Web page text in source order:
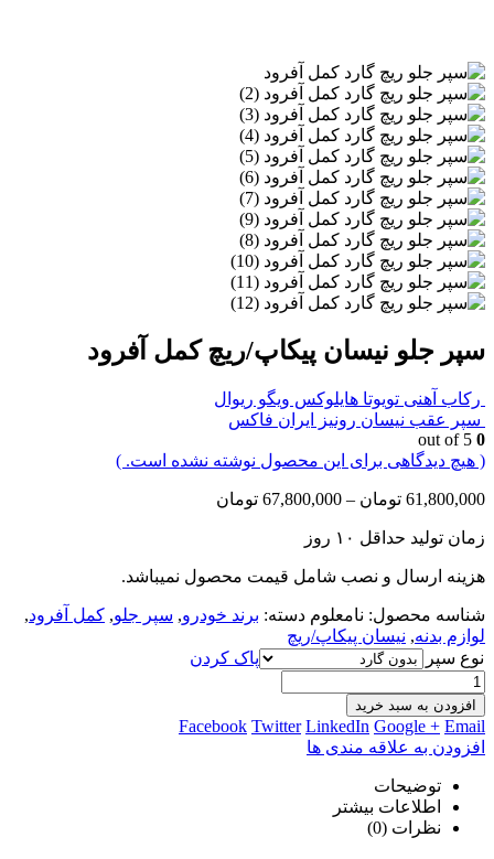
سپر جلو نیسان پیکاپ/ریچ کمل آفرود
رکاب آهنی تویوتا هایلوکس ویگو ریوال
سپر عقب نیسان رونیز ایران فاکس
0
( هیچ دیدگاهی برای این محصول نوشته نشده است. )
61,800,000 تومان –
67,800,000 تومان
زمان تولید حداقل ۱۰ روز
هزینه ارسال و نصب شامل قیمت محصول نمیباشد.
شناسه محصول: نامعلوم دسته: برند خودرو, سپر جلو, کمل آفرود,
لوازم بدنه, نیسان پیکاپ/ریچ
نوع سپر
پاک کردن
افزودن به سبد خرید
Facebook Twitter LinkedIn Google + Email
افزودن به علاقه مندی ها
توضیحات
اطلاعات بیشتر
نظرات (0)